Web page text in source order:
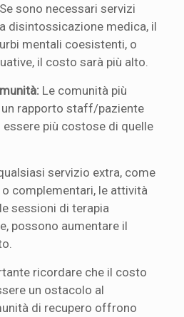
sono necessari servizi
disintossicazione medica, il
mentali coesistenti, o
il costo sarà più alto.
Le comunità più
rapporto staff/paziente
essere più costose di quelle
servizio extra, come
complementari, le attività
sessioni di terapia
possono aumentare il
ricordare che il costo
un ostacolo al
di recupero offrono